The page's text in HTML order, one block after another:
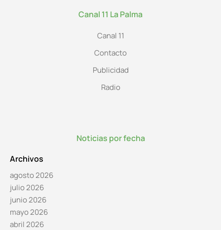
Canal 11 La Palma
Canal 11
Contacto
Publicidad
Radio
Noticias por fecha
Archivos
agosto 2026
julio 2026
junio 2026
mayo 2026
abril 2026